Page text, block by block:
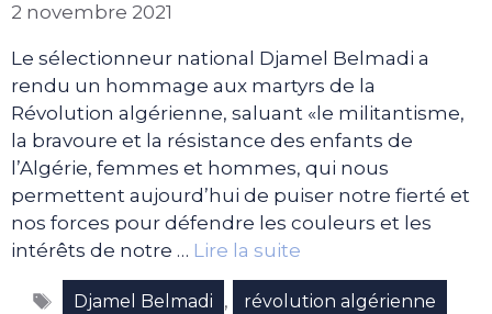
2 novembre 2021
Le sélectionneur national Djamel Belmadi a
rendu un hommage aux martyrs de la
Révolution algérienne, saluant «le militantisme,
la bravoure et la résistance des enfants de
l’Algérie, femmes et hommes, qui nous
permettent aujourd’hui de puiser notre fierté et
nos forces pour défendre les couleurs et les
intérêts de notre … Lire la suite
Étiquettes
Djamel Belmadi , révolution algérienne